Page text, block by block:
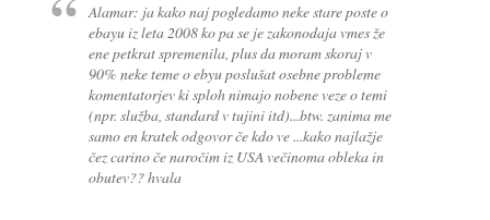
Alamar: ja kako naj pogledamo neke stare poste o
ebayu iz leta 2008 ko pa se je zakonodaja vmes že
ene petkrat spremenila, plus da moram skoraj v
90% neke teme o ebyu poslušat osebne probleme
komentatorjev ki sploh nimajo nobene veze o temi
(npr. služba, standard v tujini itd)...btw. zanima me
samo en kratek odgovor če kdo ve ...kako najlažje
čez carino če naročim iz USA večinoma obleka in
obutev?? hvala